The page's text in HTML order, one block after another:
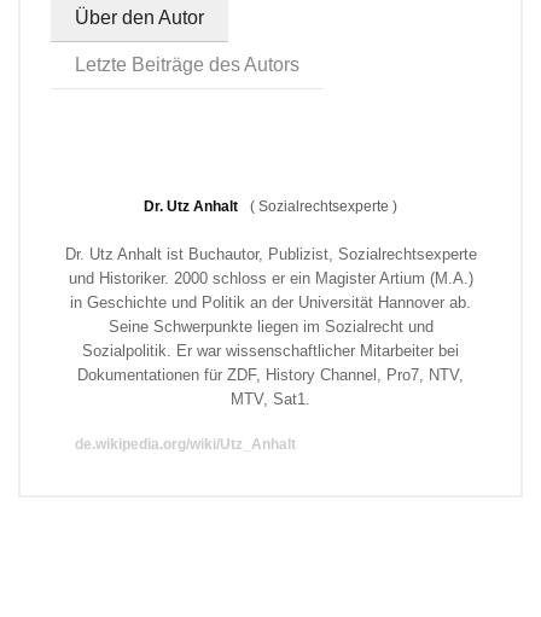
Über den Autor
Letzte Beiträge des Autors
Dr. Utz Anhalt ( Sozialrechtsexperte )
Dr. Utz Anhalt ist Buchautor, Publizist, Sozialrechtsexperte
und Historiker. 2000 schloss er ein Magister Artium (M.A.)
in Geschichte und Politik an der Universität Hannover ab.
Seine Schwerpunkte liegen im Sozialrecht und
Sozialpolitik. Er war wissenschaftlicher Mitarbeiter bei
Dokumentationen für ZDF, History Channel, Pro7, NTV,
MTV, Sat1.
de.wikipedia.org/wiki/Utz_Anhalt